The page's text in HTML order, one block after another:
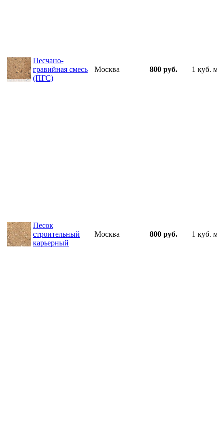
Песчано-
гравийная смесь
(ПГС)
Москва 800 руб. 1 куб.
Песок
строительный
карьерный
Москва 800 руб. 1 куб.